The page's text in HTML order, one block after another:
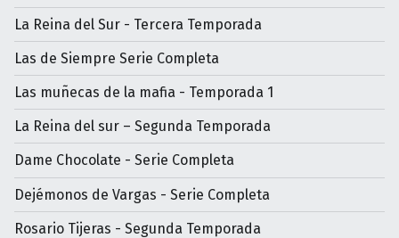
La Reina del Sur - Tercera Temporada
Las de Siempre Serie Completa
Las muñecas de la mafia - Temporada 1
La Reina del sur – Segunda Temporada
Dame Chocolate - Serie Completa
Dejémonos de Vargas - Serie Completa
Rosario Tijeras - Segunda Temporada